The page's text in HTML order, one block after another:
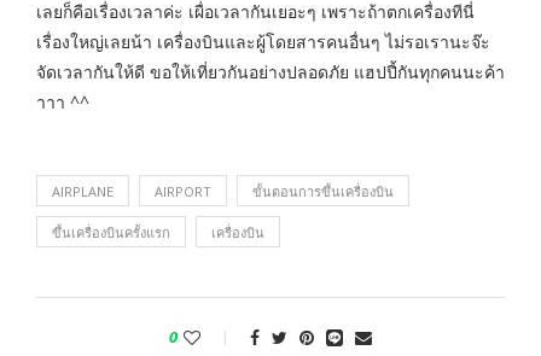
เลยก็คือเรื่องเวลาค่ะ เผื่อเวลากันเยอะๆ เพราะถ้าตกเครื่องทีนี่
เรื่องใหญ่เลยน้า เครื่องบินและผู้โดยสารคนอื่นๆ ไม่รอเรานะจ๊ะ
จัดเวลากันให้ดี ขอให้เที่ยวกันอย่างปลอดภัย แฮปปี้กันทุกคนนะค้า
าาา ^^
AIRPLANE AIRPORT ขั้นตอนการขึ้นเครื่องบิน
ขึ้นเครื่องบินครั้งแรก เครื่องบิน
0